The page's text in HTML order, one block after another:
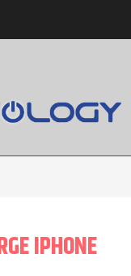
IPHONE